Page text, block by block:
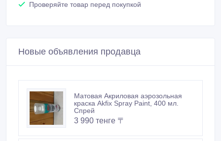
Проверяйте товар перед покупкой
Новые объявления продавца
Матовая Акриловая аэрозольная
краска Akfix Spray Paint, 400 мл.
Спрей
3 990 тенге 〒